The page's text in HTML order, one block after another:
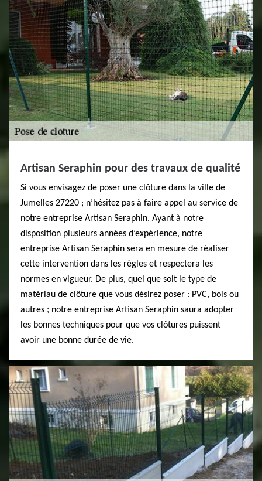
Artisan Seraphin pour des travaux de qualité
Si vous envisagez de poser une clôture dans la ville de
Jumelles 27220 ; n’hésitez pas à faire appel au service de
notre entreprise Artisan Seraphin. Ayant à notre
disposition plusieurs années d’expérience, notre
entreprise Artisan Seraphin sera en mesure de réaliser
cette intervention dans les règles et respectera les
normes en vigueur. De plus, quel que soit le type de
matériau de clôture que vous désirez poser : PVC, bois ou
autres ; notre entreprise Artisan Seraphin saura adopter
les bonnes techniques pour que vos clôtures puissent
avoir une bonne durée de vie.